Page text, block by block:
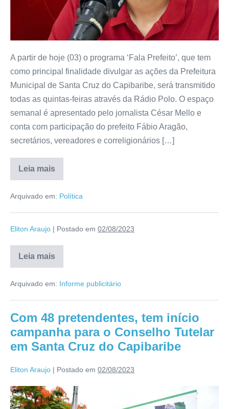
A partir de hoje (03) o programa ‘Fala Prefeito’, que tem
como principal finalidade divulgar as ações da Prefeitura
Municipal de Santa Cruz do Capibaribe, será transmitido
todas as quintas-feiras através da Rádio Polo. O espaço
semanal é apresentado pelo jornalista César Mello e
conta com participação do prefeito Fábio Aragão,
secretários, vereadores e correligionários […]
Leia mais
Arquivado em: Política
Eliton Araujo | Postado em 02/08/2023
Leia mais
Arquivado em: Informe publicitário
Com 48 pretendentes, tem início
campanha para o Conselho Tutelar
em Santa Cruz do Capibaribe
Eliton Araujo | Postado em 02/08/2023